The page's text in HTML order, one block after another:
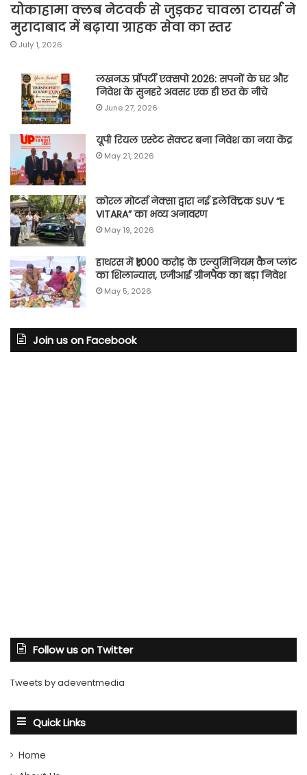
योकाहामा क्लब नेटवर्क से जुड़कर चावला टायर्स ने
मुरादाबाद में बढ़ाया ग्राहक सेवा का स्तर
July 1, 2026
लखनऊ प्रॉपर्टी एक्सपो 2026: सपनों के घर और
निवेश के सुनहरे अवसर एक ही छत के नीचे
June 27, 2026
यूपी रियल एस्टेट सेक्टर बना निवेश का नया केंद्र
May 21, 2026
कोरल मोटर्स नेक्सा द्वारा नई इलेक्ट्रिक SUV “E
VITARA” का भव्य अनावरण
May 19, 2026
हाथरस में ₹1,000 करोड़ के एल्युमिनियम कैन प्लांट
का शिलान्यास, एजीआई ग्रीनपैक का बड़ा निवेश
May 5, 2026
Join us on Facebook
Follow us on Twitter
Tweets by adeventmedia
Quick Links
Home